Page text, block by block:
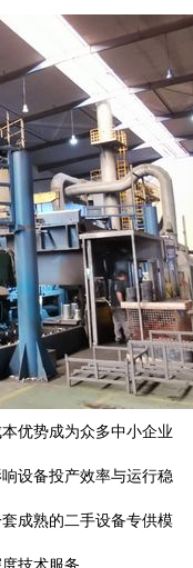
优势成为众多中小企业
设备投产效率与运行稳
成熟的二手设备专供模